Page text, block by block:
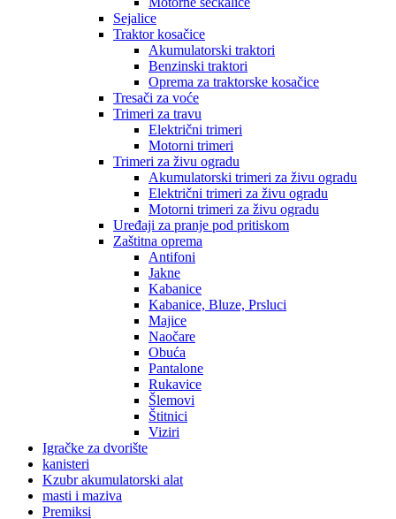
Sejalice
Traktor kosačice
Akumulatorski traktori
Benzinski traktori
Oprema za traktorske kosačice
Tresači za voće
Trimeri za travu
Električni trimeri
Motorni trimeri
Trimeri za živu ogradu
Akumulatorski trimeri za živu ogradu
Električni trimeri za živu ogradu
Motorni trimeri za živu ogradu
Uređaji za pranje pod pritiskom
Zaštitna oprema
Antifoni
Jakne
Kabanice
Kabanice, Bluze, Prsluci
Majice
Naočare
Obuća
Pantalone
Rukavice
Šlemovi
Štitnici
Viziri
Igračke za dvorište
kanisteri
Kzubr akumulatorski alat
masti i maziva
Premiksi